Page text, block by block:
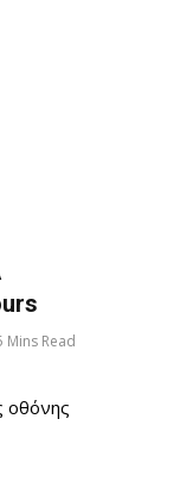
Mins Read
οθόνης